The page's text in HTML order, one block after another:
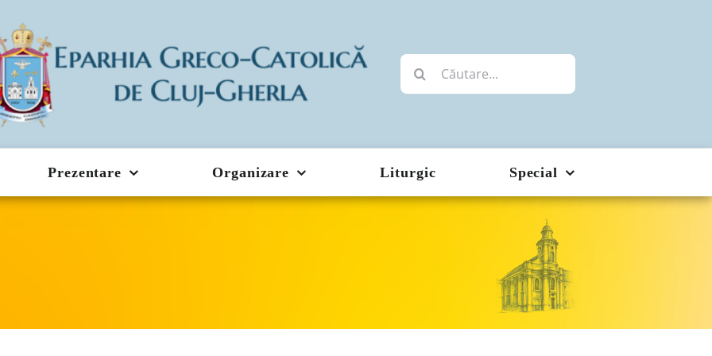
Cautare...
Prezentare Organizare Liturgic Special